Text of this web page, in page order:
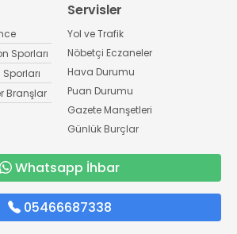
Sporları
Sporları
Branşlar
Servisler
Yol ve Trafik
Nöbetçi Eczaneler
Hava Durumu
Puan Durumu
Gazete Manşetleri
Günlük Burçlar
Whatsapp İhbar
05466687338